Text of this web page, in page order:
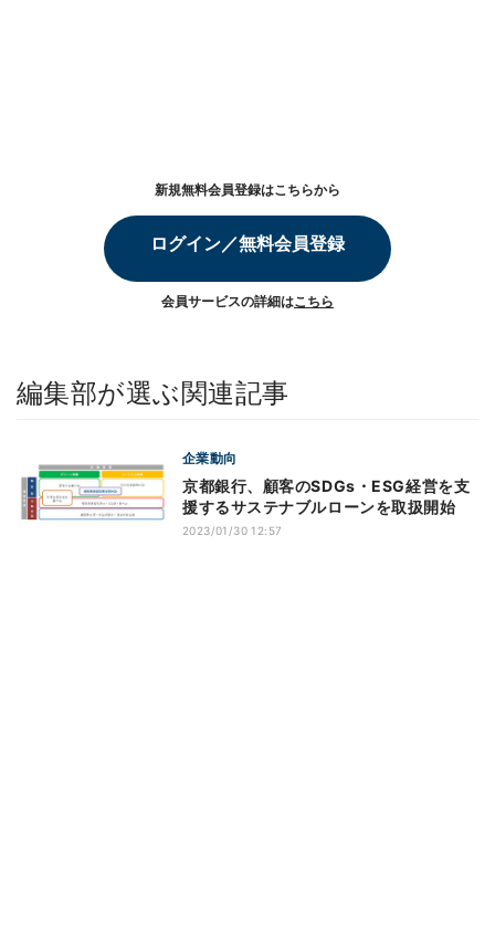
新規無料会員登録はこちらから
ログイン／無料会員登録
会員サービスの詳細はこちら
編集部が選ぶ関連記事
企業動向
京都銀行、顧客のSDGs・ESG経営を支
援するサステナブルローンを取扱開始
2023/01/30 12:57